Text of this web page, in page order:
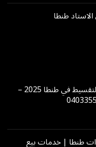
طنطا
أفضل فلل وشقق بالتقسيط في طنطا 2025 –
طنطا | خدمات بيع